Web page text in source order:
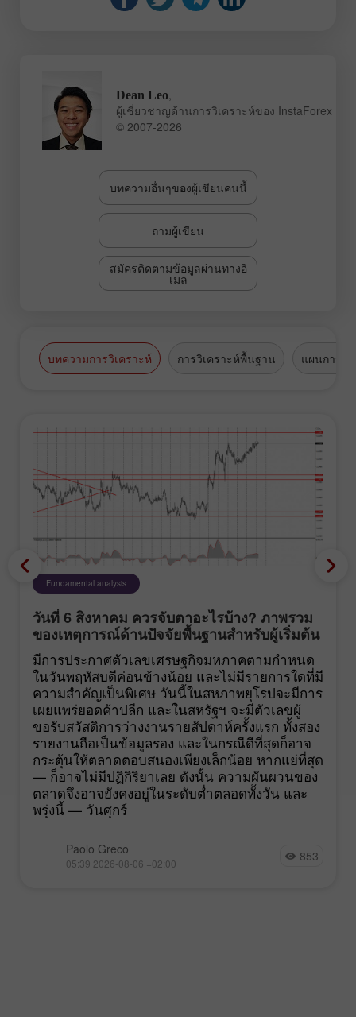
Dean Leo,
ผู้เชี่ยวชาญด้านการวิเคราะห์ของ InstaForex
© 2007-2026
บทความอื่นๆของผู้เขียนคนนี้
ถามผู้เขียน
สมัครติดตามข้อมูลผ่านทางอิ
เมล
บทความการวิเคราะห์ การวิเคราะห์พื้นฐาน แผนการซื้
Fundamental analysis
วันที่ 6 สิงหาคม ควรจับตาอะไรบ้าง? ภาพรวม
ของเหตุการณ์ด้านปัจจัยพื้นฐานสำหรับผู้เริ่มต้น
มีการประกาศตัวเลขเศรษฐกิจมหภาคตามกำหนด
ในวันพฤหัสบดีค่อนข้างน้อย และไม่มีรายการใดที่มี
ความสำคัญเป็นพิเศษ วันนี้ในสหภาพยุโรปจะมีการ
เผยแพร่ยอดค้าปลีก และในสหรัฐฯ จะมีตัวเลขผู้
ขอรับสวัสดิการว่างงานรายสัปดาห์ครั้งแรก ทั้งสอง
รายงานถือเป็นข้อมูลรอง และในกรณีดีที่สุดก็อาจ
กระตุ้นให้ตลาดตอบสนองเพียงเล็กน้อย หากแย่ที่สุด
— ก็อาจไม่มีปฏิกิริยาเลย ดังนั้น ความผันผวนของ
ตลาดจึงอาจยังคงอยู่ในระดับต่ำตลอดทั้งวัน และ
พรุ่งนี้ — วันศุกร์
Paolo Greco
05:39 2026-08-06 +02:00 853